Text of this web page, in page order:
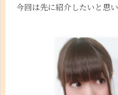
今回は先に紹介したいと思い